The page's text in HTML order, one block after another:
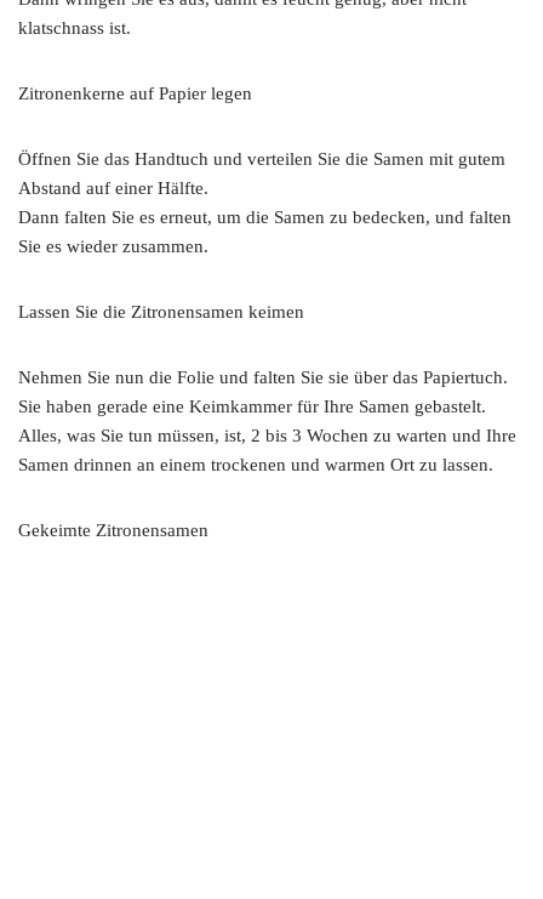
klatschnass ist.
Zitronenkerne auf Papier legen
Öffnen Sie das Handtuch und verteilen Sie die Samen mit gutem
Abstand auf einer Hälfte.
Dann falten Sie es erneut, um die Samen zu bedecken, und falten
Sie es wieder zusammen.
Lassen Sie die Zitronensamen keimen
Nehmen Sie nun die Folie und falten Sie sie über das Papiertuch.
Sie haben gerade eine Keimkammer für Ihre Samen gebastelt.
Alles, was Sie tun müssen, ist, 2 bis 3 Wochen zu warten und Ihre
Samen drinnen an einem trockenen und warmen Ort zu lassen.
Gekeimte Zitronensamen